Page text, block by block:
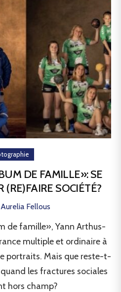
DE FAMILLE»: SE
(RE)FAIRE SOCIÉTÉ?
Aurelia Fellous
de famille», Yann Arthus-
multiple et ordinaire à
portraits. Mais que reste-t-
les fractures sociales
hors champ?